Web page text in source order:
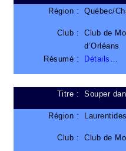
Région :Québec/
Club :Club de
d’Orléans
Résumé :
Détails…
Titre :Souper
Région : Laurentides
Club :Club de